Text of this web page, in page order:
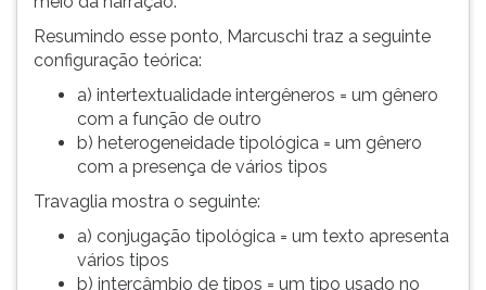
Resumindo esse ponto, Marcuschi traz a seguinte
configuração teórica:
a) intertextualidade intergêneros = um gênero
com a função de outro
b) heterogeneidade tipológica = um gênero
com a presença de vários tipos
Travaglia mostra o seguinte:
a) conjugação tipológica = um texto apresenta
vários tipos
b) intercâmbio de tipos = um tipo usado no